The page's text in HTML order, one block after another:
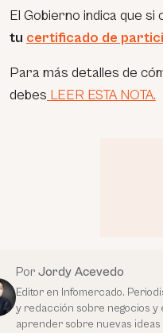
El Gobierno indica que
tu certificado de
Para más detalles de
debes LEER ESTA NOTA.
Por Jordy Acevedo
Editor en Infomercado.
y redacción sobre negocios
aprender sobre nuevas ideas